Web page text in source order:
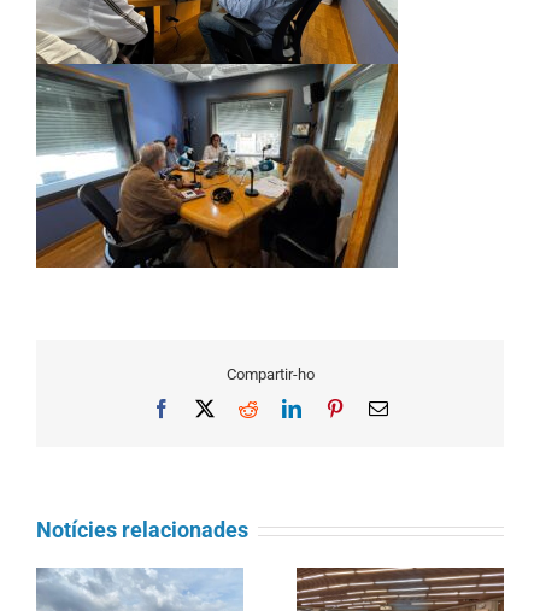
Compartir-ho
Facebook RedditLinkedInPinterestEmail
Notícies relacionades